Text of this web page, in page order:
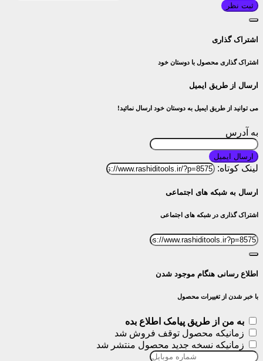
ثبت نظر
اشتراک گذاری
اشتراک گذاری محصول با دوستان خود
ارسال از طریق ایمیل
می توانید از طریق ایمیل به دوستان خود ارسال نمائید!
به آدرس
ارسال ایمیل
لینک کوتاه:
ارسال به شبکه های اجتماعی
اشتراک گذاری در شبکه های اجتماعی
اطلاع رسانی هنگام موجود شدن
با خبر شدن از تغییرات محصول
به من از طریق پیامک اطلاع بده
زمانیکه محصول توقف فروش شد
زمانیکه نسخه جدید محصول منتشر شد